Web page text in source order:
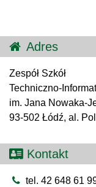
Adres
Zespół Szkół
Techniczno-
im. Jana Nowaka-
93-502 Łódź, al.
Kontakt
tel. 42 648 61